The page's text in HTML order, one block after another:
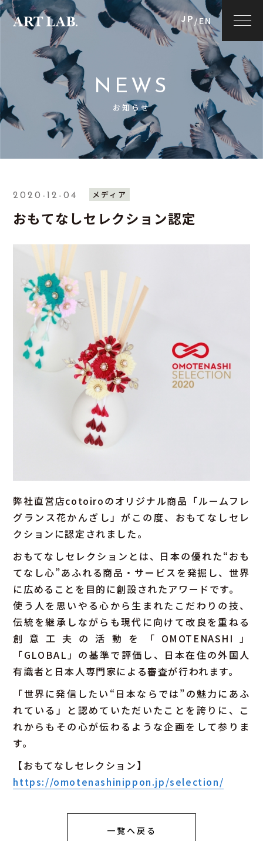
JP/EN
NEWS
お知らせ
2020-12-04 メディア
おもてなしセレクション認定
弊社直営店cotoiroのオリジナル商品「ルームフレ
グランス花かんざし」がこの度、おもてなしセレ
クションに認定されました。
おもてなしセレクションとは、日本の優れた“おも
てなし心”あふれる商品・サービスを発掘し、世界
に広めることを目的に創設されたアワードです。
使う人を思いやる心から生まれたこだわりの技、
伝統を継承しながらも現代に向けて改良を重ねる
創意工夫の活動を「OMOTENASHI」
「GLOBAL」の基準で評価し、日本在住の外国人
有識者と日本人専門家による審査が行われます。
「世界に発信したい“日本ならでは”の魅力にあふ
れている」と認めていただいたことを誇りに、こ
れからもその心が伝わるような企画をして参りま
す。
【おもてなしセレクション】
https://omotenashinippon.jp/selection/
一覧へ戻る